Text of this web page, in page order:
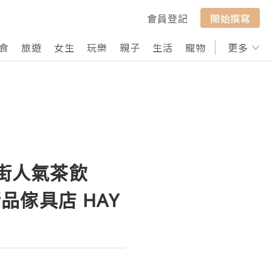
會員登記
開始撰寫
旅遊 女生 玩樂 親子 生活 寵物 行山 打卡
更多
人氣茶飲
傢具店 HAY